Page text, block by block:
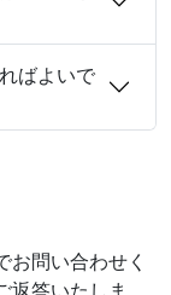
ばよいで
お問い合わせく